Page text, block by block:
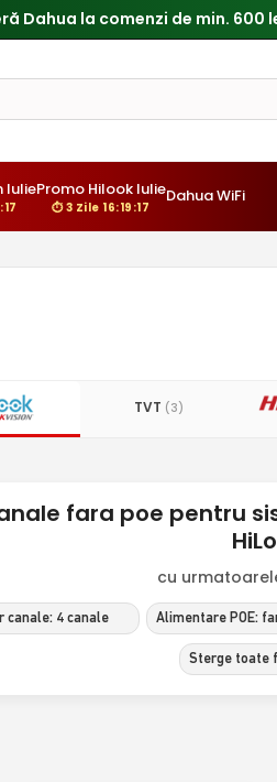
Dahua la comenzi de min. 600
IuliePromo Hilook Iulie
⏱ 3 Zile 16:19:16
Dahua WiFi
TVT (3)
fara poe pentru
cu
canale: 4 canale Alimentare POE:
Sterge toate